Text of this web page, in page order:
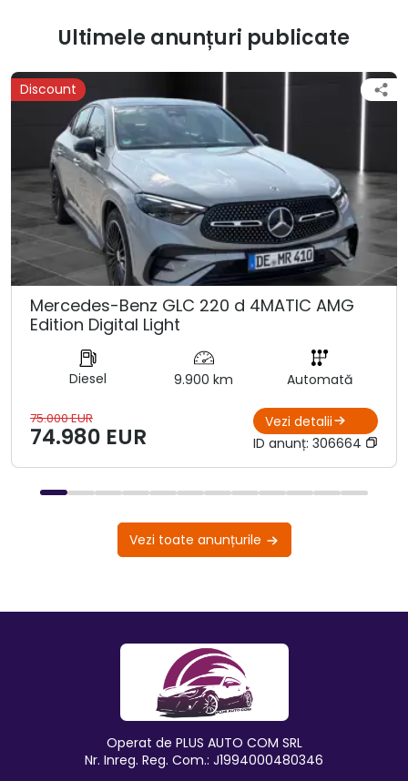
Ultimele anunțuri publicate
Discount
Mercedes-Benz GLC 220 d 4MATIC AMG
Edition Digital Light
Diesel 9.900 km Automată
75.000 EUR
74.980 EUR
Vezi detalii
ID anunț: 306664
Vezi toate anunțurile
Operat de PLUS AUTO COM SRL
Nr. Inreg. Reg. Com.: J1994000480346